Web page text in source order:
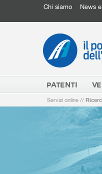
Chi siamo News
PATENTI
Servizi online //